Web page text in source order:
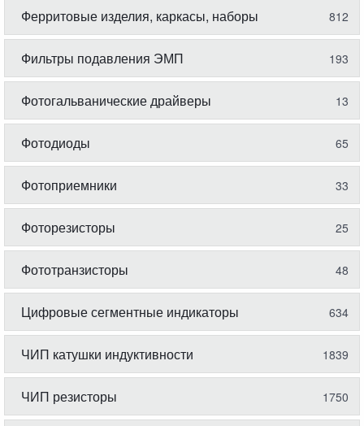
Ферритовые изделия, каркасы, наборы 812
Фильтры подавления ЭМП 193
Фотогальванические драйверы 13
Фотодиоды 65
Фотоприемники 33
Фоторезисторы 25
Фототранзисторы 48
Цифровые сегментные индикаторы 634
ЧИП катушки индуктивности 1839
ЧИП резисторы 1750